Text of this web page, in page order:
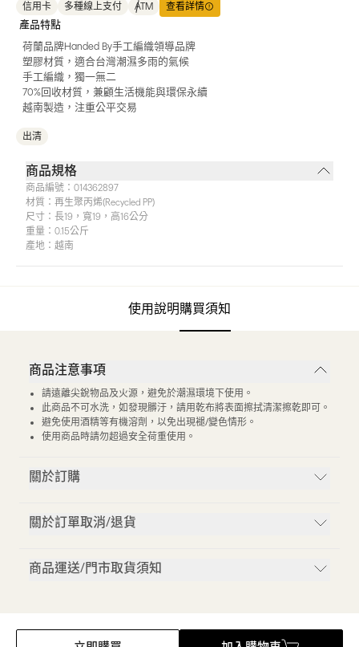
信用卡 多種線上支付 ATM 查看詳情
產品特點
荷蘭品牌Handed By手工編織領導品牌
塑膠材質，適合台灣潮濕多雨的氣候
手工編織，獨一無二
70%回收材質，兼顧生活機能與環保永續
越南製造，注重公平交易
出清
商品規格
商品編號： 014362897
材質： 再生聚丙烯(Recycled PP)
尺寸： 長19，寬19，高16公分
重量： 0.15公斤
產地： 越南
使用說明購買須知
商品注意事項
請遠離尖銳物品及火源，避免於潮濕環境下使用。
此商品不可水洗，如發現髒汙，請用乾布將表面擦拭清潔擦乾即可。
避免使用酒精等有機溶劑，以免出現褪/變色情形。
使用商品時請勿超過安全荷重使用。
關於訂購
關於訂單取消/退貨
商品運送/門市取貨須知